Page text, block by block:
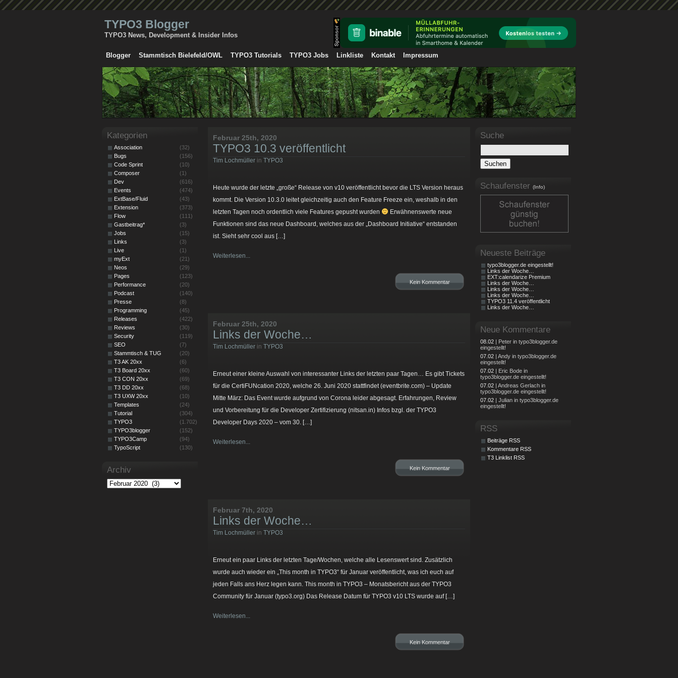
TYPO3 Blogger
TYPO3 News, Development & Insider Infos
Blogger Stammtisch Bielefeld/OWL TYPO3 Tutorials TYPO3 Jobs Linkliste Kontakt Impressum
Februar 25th, 2020
TYPO3 10.3 veröffentlicht
Tim Lochmüller in TYPO3
Heute wurde der letzte „große“ Release von v10 veröffentlicht bevor die LTS Version heraus
kommt. Die Version 10.3.0 leitet gleichzeitig auch den Feature Freeze ein, weshalb in den
letzten Tagen noch ordentlich viele Features gepusht wurden
Erwähnenswerte neue
Funktionen sind das neue Dashboard, welches aus der „Dashboard Initiative“ entstanden
ist. Sieht sehr cool aus […]
Weiterlesen...
Kein Kommentar
Februar 25th, 2020
Links der Woche…
Tim Lochmüller in TYPO3
Erneut einer kleine Auswahl von interessanter Links der letzten paar Tagen… Es gibt Tickets
für die CertiFUNcation 2020, welche 26. Juni 2020 stattfindet (eventbrite.com) – Update
Mitte März: Das Event wurde aufgrund von Corona leider abgesagt. Erfahrungen, Review
und Vorbereitung für die Developer Zertifizierung (nitsan.in) Infos bzgl. der TYPO3
Developer Days 2020 – vom 30. […]
Weiterlesen...
Kein Kommentar
Februar 7th, 2020
Links der Woche…
Tim Lochmüller in TYPO3
Erneut ein paar Links der letzten Tage/Wochen, welche alle Lesenswert sind. Zusätzlich
wurde auch wieder ein „This month in TYPO3“ für Januar veröffentlicht, was ich euch auf
jeden Falls ans Herz legen kann. This month in TYPO3 – Monatsbericht aus der TYPO3
Community für Januar (typo3.org) Das Release Datum für TYPO3 v10 LTS wurde auf […]
Weiterlesen...
Kein Kommentar
Suche
Schaufenster (Info)
Neueste Beiträge
typo3blogger.de eingestellt!
Links der Woche…
EXT:calendarize Premium
Links der Woche…
Links der Woche…
Links der Woche…
TYPO3 11.4 veröffentlicht
Links der Woche…
Neue Kommentare
08.02 | Peter in typo3blogger.de
eingestellt!
07.02 | Andy in typo3blogger.de
eingestellt!
07.02 | Eric Bode in
typo3blogger.de eingestellt!
07.02 | Andreas Gerlach in
typo3blogger.de eingestellt!
07.02 | Julian in typo3blogger.de
eingestellt!
RSS
Beiträge RSS
Kommentare RSS
T3 Linklist RSS
Kategorien
Association
(32)
Bugs
(156)
Code Sprint
(10)
Composer
(1)
Dev
(616)
Events
(474)
ExtBase/Fluid
(43)
Extension
(373)
Flow
(111)
Gastbeitrag*
(3)
Jobs
(15)
Links
(3)
Live
(1)
myExt
(21)
Neos
(29)
Pages
(123)
Performance
(20)
Podcast
(140)
Presse
(8)
Programming
(45)
Releases
(422)
Reviews
(30)
Security
(119)
SEO
(7)
Stammtisch & TUG
(20)
T3 AK 20xx
(6)
T3 Board 20xx
(60)
T3 CON 20xx
(69)
T3 DD 20xx
(68)
T3 UXW 20xx
(10)
Templates
(24)
Tutorial
(304)
TYPO3
(1.702)
TYPO3blogger
(152)
TYPO3Camp
(94)
TypoScript
(130)
Archiv